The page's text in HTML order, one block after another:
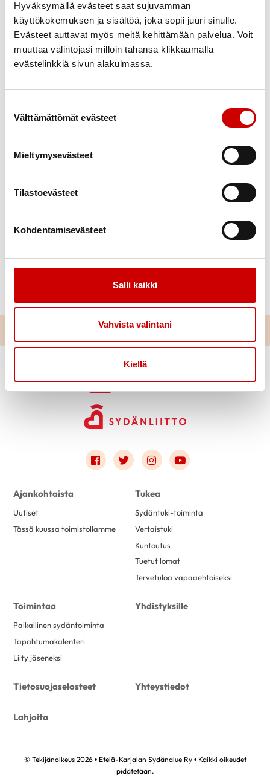
Hyväksymällä evästeet saat sujuvamman
käyttökokemuksen ja sisältöä, joka sopii juuri sinulle.
Evästeet auttavat myös meitä kehittämään palvelua. Voit
muuttaa valintojasi milloin tahansa klikkaamalla
evästelinkkiä sivun alakulmassa.
Välttämättömät evästeet
Mieltymysevästeet
Tilastoevästeet
Kohdentamisevästeet
Salli kaikki
Vahvista valintani
Kiellä
Ylämaantie 3003
ke 12.4. klo 10-11.30 Parikkalan Kirnu,
Parikkalantie 24
Roihankatu 1
pe 5.5. klo 10-11.30 Imatra Olavinkulma,
ti 16.5. klo 10-11.30 Lpr IsoApu, Kauppakatu 63
to 1.6. klo 10-11.30 Heituinlahden Nuorisoseuran
Tilaisuudet järjestetään yhteistyössä Etelä-Karjalan
kanssa.
Link to facebook
Link to twitter
Link to instagram
Link to youtube
Ajankohtaista
Uutiset
Tässä kuussa toimistollamme
Tukea
Sydäntuki-toiminta
Vertaistuki
Kuntoutus
Tuetut lomat
Tervetuloa vapaaehtoiseksi
Toimintaa
Paikallinen sydäntoiminta
Tapahtumakalenteri
Liity jäseneksi
Yhdistyksille
Tietosuojaselosteet Yhteystiedot
Lahjoita
© Tekijänoikeus 2026 • Etelä-Karjalan Sydänalue Ry • Kaikki oikeudet
pidätetään.